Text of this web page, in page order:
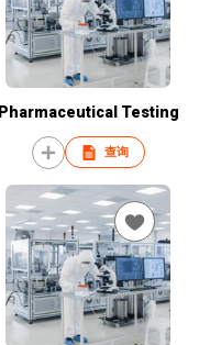
Pharmaceutical Testing
查询